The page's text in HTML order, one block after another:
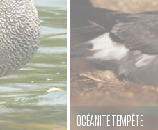
OCÉANITE TEMPÊTE